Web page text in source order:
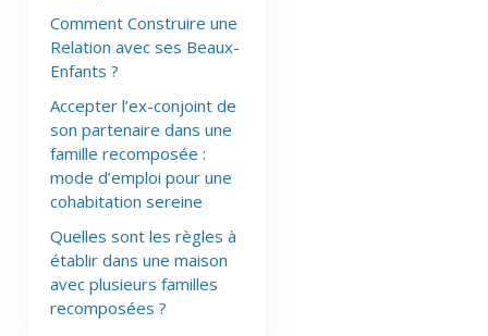
Comment Construire une
Relation avec ses Beaux-
Enfants ?
Accepter l’ex-conjoint de
son partenaire dans une
famille recomposée :
mode d’emploi pour une
cohabitation sereine
Quelles sont les règles à
établir dans une maison
avec plusieurs familles
recomposées ?